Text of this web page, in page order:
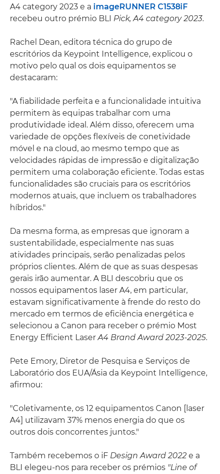
A4 category 2023 e a imageRUNNER C1538iF
recebeu outro prémio BLI Pick, A4 category 2023.
Rachel Dean, editora técnica do grupo de
escritórios da Keypoint Intelligence, explicou o
motivo pelo qual os dois equipamentos se
destacaram:
"A fiabilidade perfeita e a funcionalidade intuitiva
permitem às equipas trabalhar com uma
produtividade ideal. Além disso, oferecem uma
variedade de opções flexíveis de conetividade
móvel e na cloud, ao mesmo tempo que as
velocidades rápidas de impressão e digitalização
permitem uma colaboração eficiente. Todas estas
funcionalidades são cruciais para os escritórios
modernos atuais, que incluem os trabalhadores
híbridos."
Da mesma forma, as empresas que ignoram a
sustentabilidade, especialmente nas suas
atividades principais, serão penalizadas pelos
próprios clientes. Além de que as suas despesas
gerais irão aumentar. A BLI descobriu que os
nossos equipamentos laser A4, em particular,
estavam significativamente à frende do resto do
mercado em termos de eficiência energética e
selecionou a Canon para receber o prémio Most
Energy Efficient LaserA4 Brand Award 2023-2025.
Pete Emory, Diretor de Pesquisa e Serviços de
Laboratório dos EUA/Ásia da Keypoint Intelligence,
afirmou:
"Coletivamente, os 12 equipamentos Canon [laser
A4] utilizavam 37% menos energia do que os
outros dois concorrentes juntos."
Também recebemos o iF Design Award 2022 e a
BLI elegeu-nos para receber os prémios "Line of